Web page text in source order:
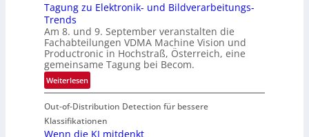
l
c
h
k
e
i
n
e
r
i
n
V
I
S
I
O
u
d
e
d
T
o
r
e
Tagung zu Elektronik- und Bildverarbeitungs-
Trends
Am 8. und 9. September veranstalten die
Fachabteilungen VDMA Machine Vision und
Productronic in Hochstraß, Österreich, eine
gemeinsame Tagung bei Becom.
Weiterlesen:
T
a
g
u
Out-of-Distribution Detection für bessere
Klassifikationen
Wenn die KI mitdenkt